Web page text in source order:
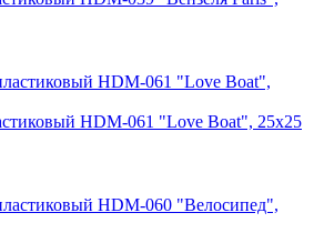
HDM-061 "Love Boat", 25х25